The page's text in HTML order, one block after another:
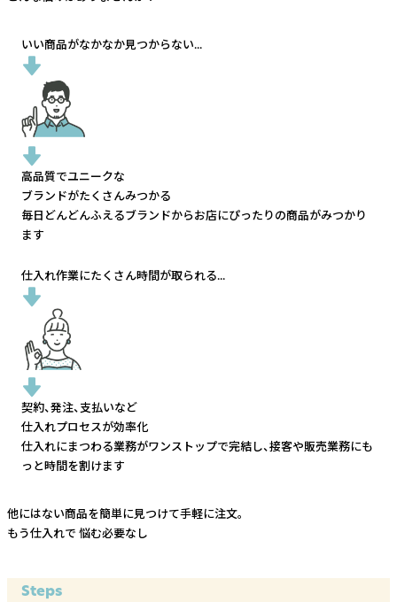
いい商品がなかなか見つからない...
高品質でユニークな
ブランドがたくさんみつかる
毎日どんどんふえるブランドからお店にぴったりの商品がみつかり
ます
仕入れ作業にたくさん時間が取られる...
契約、発注、支払いなど
仕入れプロセスが効率化
仕入れにまつわる業務がワンストップで完結し、接客や販売業務にも
っと時間を割けます
他にはない商品を簡単に見つけて手軽に注文。
もう仕入れで 悩む必要なし
Steps